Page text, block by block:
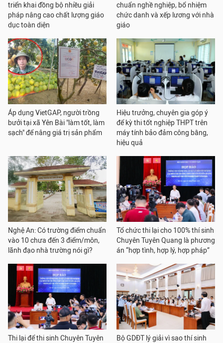
triển khai đồng bộ nhiều giải
pháp nâng cao chất lượng giáo
dục toàn diện
chuẩn nghề nghiệp, bổ nhiệm
chức danh và xếp lương với nhà
giáo
Áp dụng VietGAP, người trồng
bưởi tại xã Yên Bài "làm tốt, làm
sạch" để nâng giá trị sản phẩm
Hiệu trưởng, chuyên gia góp ý
để kỳ thi tốt nghiệp THPT trên
máy tính bảo đảm công bằng,
hiệu quả
Nghệ An: Có trường điểm chuẩn
vào 10 chưa đến 3 điểm/môn,
lãnh đạo nhà trường nói gì?
Tổ chức thi lại cho 100% thí sinh
Chuyên Tuyên Quang là phương
án “hợp tình, hợp lý, hợp pháp”
Thi lại để thi sinh Chuyên Tuyên
Bộ GDĐT lý giải vì sao thí sinh